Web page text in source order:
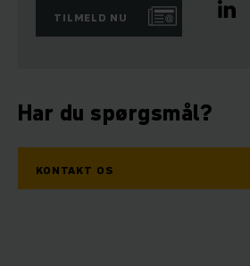
TILMELD NU
Har du spørgsmål?
KONTAKT OS